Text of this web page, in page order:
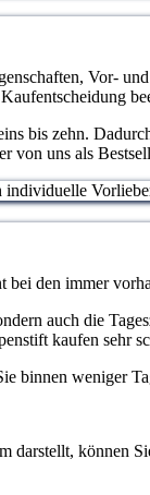
Vor-
bis zehn.
von uns als
den immer
auch die
kaufen sehr
binnen weniger
können